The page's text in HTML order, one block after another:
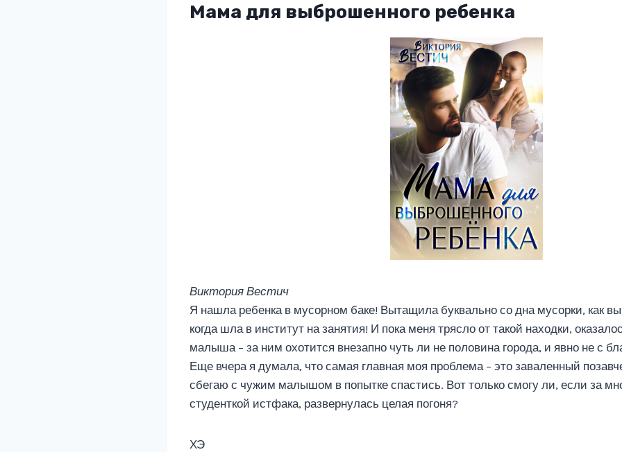
Мама для выброшенного ребенка
Виктория Вестич
Я нашла ребенка в мусорном баке! Вытащила буквально со дна мусорки, как
когда шла в институт на занятия! И пока меня трясло от такой находки,
малыша – за ним охотится внезапно чуть ли не половина города, и явно не с
Еще вчера я думала, что самая главная моя проблема – это заваленный
сбегаю с чужим малышом в попытке спастись. Вот только смогу ли, если за
студенткой истфака, развернулась целая погоня?
ХЭ